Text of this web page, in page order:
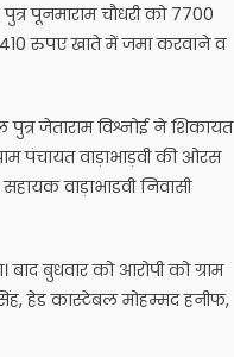
पूनमाराम चौधरी को 7700
410 रुपए खाते में जमा करवाने व
पुत्र जेताराम विश्नोई ने शिकायत
पंचायत वाड़ाभाड़वी की ओरस
वाड़ाभाडवी निवासी
बुधवार को आरोपी को ग्राम
हेड कास्टेबल मोहम्मद हनीफ,